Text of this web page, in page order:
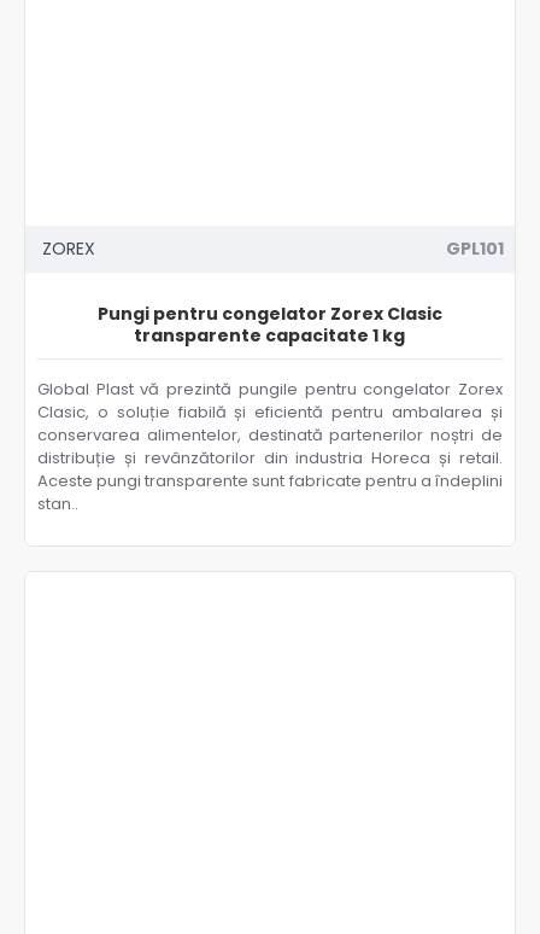
ZOREX GPL101
Pungi pentru congelator Zorex Clasic
transparente capacitate 1 kg
Global Plast vă prezintă pungile pentru congelator Zorex
Clasic, o soluție fiabilă și eficientă pentru ambalarea și
conservarea alimentelor, destinată partenerilor noștri de
distribuție și revânzătorilor din industria Horeca și retail.
Aceste pungi transparente sunt fabricate pentru a îndeplini
stan..